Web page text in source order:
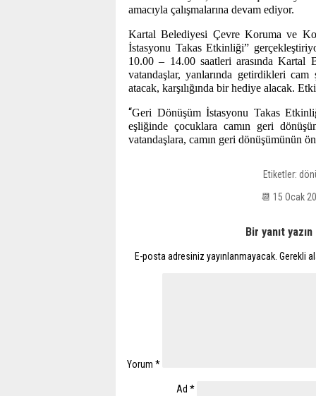
amacıyla çalışmalarına devam ediyor.
Kartal Belediyesi Çevre Koruma ve
İstasyonu Takas Etkinliği”
10.00 – 14.00 saatleri arasında Kartal
vatandaşlar, yanlarında getirdikleri
atacak, karşılığında bir hediye alacak.
“Geri Dönüşüm İstasyonu Takas
eşliğinde çocuklara camın geri
vatandaşlara, camın geri dönüşümünün
Etiketler:
📆 15 Ocak
Bir yanıt yazın
E-posta adresiniz yayınlanmayacak. Gerekli
Yorum *
Ad *